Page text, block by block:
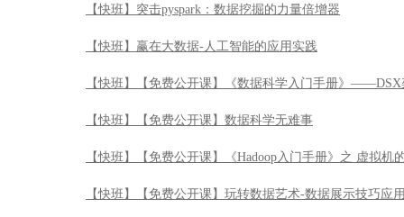
【快班】突击pyspark：数据挖掘的力量倍增器
【快班】赢在大数据-人工智能的应用实践
【快班】【免费公开课】《数据科学入门手册》
【快班】【免费公开课】数据科学无难事
【快班】【免费公开课】《Hadoop入门手册》之 虚拟机
【快班】【免费公开课】玩转数据艺术-数据展示技巧应